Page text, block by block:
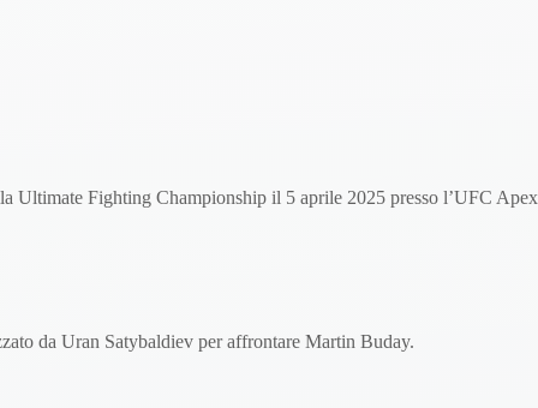
Ultimate Fighting Championship il 5 aprile 2025 presso l’UFC Apex
da Uran Satybaldiev per affrontare Martin Buday.